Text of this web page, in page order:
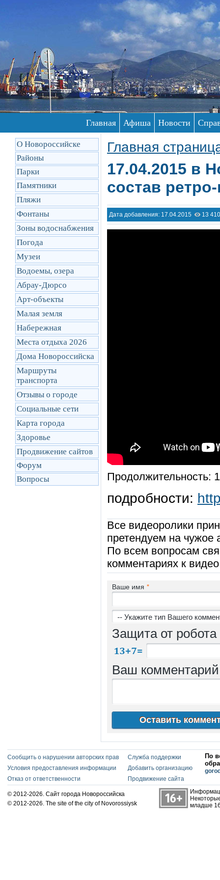
Главная Афиша Новости
О Новороссийске
Районы
Парки
Памятники
Пляжи
Фонтаны
Зоны водоснабжения
Погода
Музеи
Водоемы, озера
Абрау-Дюрсо
Арт-объекты
Малая земля
Набережная
Места отдыха 2026
Дома Новороссийска
Маршруты
транcпорта
Отзывы о городе
Социальные сети
Карта города
Здоровье
Продвижение сайтов
Форум
Вопросы
Главная
17.04.2015 в
состав
Дата добавления: 17.04.2015 13
Продолжительность:
подробности:
Все видеоролики
претендуем на чужое
По всем вопросам
комментариях к
Ваше имя *
Защита от робота
Ваш
Сообщить о нарушении авторских прав
Условия предоставления информации
Отказ от ответственности
Служба поддержки
Добавить организацию
Продвижение сайта
По
© 2012-2026. Сайт города Новороссийска
© 2012-2026. The site of the city of Novorossiysk
младше